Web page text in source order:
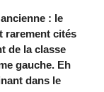
: le
rarement cités
de la classe
gauche. Eh
dans le